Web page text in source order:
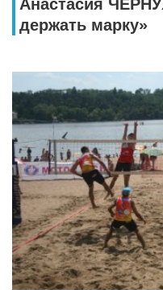
Анастасия
держать марку»